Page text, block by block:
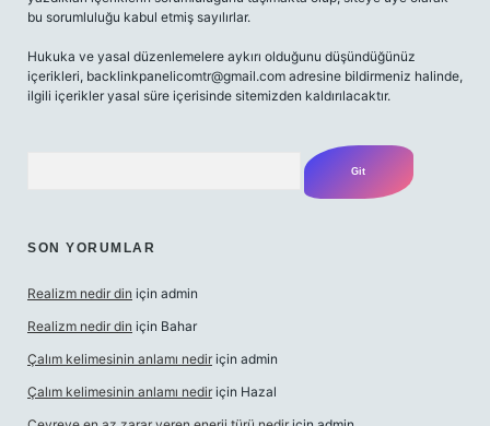
bu sorumluluğu kabul etmiş sayılırlar.
Hukuka ve yasal düzenlemelere aykırı olduğunu düşündüğünüz
içerikleri, backlinkpanelicomtr@gmail.com adresine bildirmeniz halinde,
ilgili içerikler yasal süre içerisinde sitemizden kaldırılacaktır.
SON YORUMLAR
Realizm nedir din için admin
Realizm nedir din için Bahar
Çalım kelimesinin anlamı nedir için admin
Çalım kelimesinin anlamı nedir için Hazal